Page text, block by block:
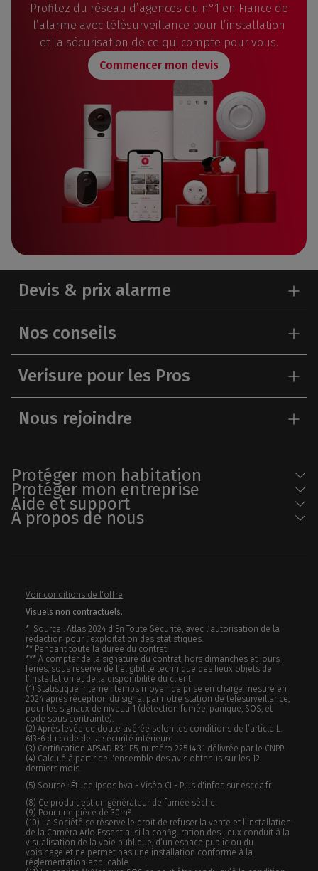
Profitez du réseau d’agences du n°1 en France de
l’alarme avec télésurveillance pour l’installation
et la sécurisation de ce qui compte pour vous.
Commencer mon devis
Devis & prix alarme
Nos conseils
Verisure pour les Pros
Nous rejoindre
Protéger mon habitation
Protéger mon entreprise
Aide et support
À propos de nous
Voir conditions de l'offre
Visuels non contractuels.
* Source : Atlas 2024 d’En Toute Sécurité, avec l’autorisation de la
rédaction pour l’exploitation des statistiques.
** Pendant toute la durée du contrat
*** A compter de la signature du contrat, hors dimanches et jours
fériés, sous réserve de l’éligibilité technique des lieux objets de
l’installation et de la disponibilité du client
(1) Statistique interne : temps moyen de prise en charge mesuré en
2024 après réception du signal par notre station de télésurveillance,
pour les signaux de niveau 1 (détection fumée, panique, SOS, et
code sous contrainte).
(2) Après levée de doute avérée selon les conditions de l’article L.
613-6 du code de la sécurité intérieure.
(3) Certification APSAD R31 P5, numéro 225.14.31 délivrée par le CNPP.
(4) Calculé à partir de l'ensemble des avis obtenus sur les 12
derniers mois.
(5) Source : Étude Ipsos bva - Viséo CI - Plus d'infos sur escda.fr.
(8) Ce produit est un générateur de fumée sèche.
(9) Pour une pièce de 30m².
(10) La Société se réserve le droit de refuser la vente et l’installation
de la Caméra Arlo Essential si la configuration des lieux conduit à la
visualisation de la voie publique, d’un espace public ou du
voisinage et ne permet pas une installation conforme à la
réglementation applicable.